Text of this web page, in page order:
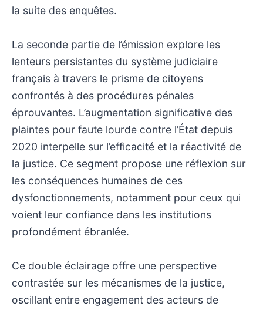
la suite des enquêtes.
La seconde partie de l’émission explore les
lenteurs persistantes du système judiciaire
français à travers le prisme de citoyens
confrontés à des procédures pénales
éprouvantes. L’augmentation significative des
plaintes pour faute lourde contre l’État depuis
2020 interpelle sur l’efficacité et la réactivité de
la justice. Ce segment propose une réflexion sur
les conséquences humaines de ces
dysfonctionnements, notamment pour ceux qui
voient leur confiance dans les institutions
profondément ébranlée.
Ce double éclairage offre une perspective
contrastée sur les mécanismes de la justice,
oscillant entre engagement des acteurs de